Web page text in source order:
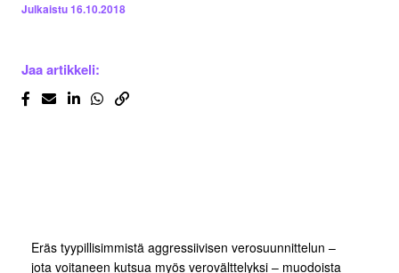
Julkaistu16.10.2018
Jaa artikkeli:
Eräs tyypillisimmistä aggressiivisen verosuunnittelun –
jota voitaneen kutsua myös verovälttelyksi – muodoista